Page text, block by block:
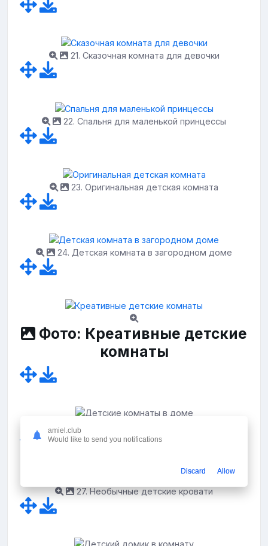
21. Сказочная комната для девочки
22. Спальня для маленькой принцессы
23. Оригинальная детская комната
24. Детская комната в загородном доме
Фото: Креативные детские
комнаты
27. Необычные детские кровати
amiel.club
Would like to send you notifications
Discard Allow